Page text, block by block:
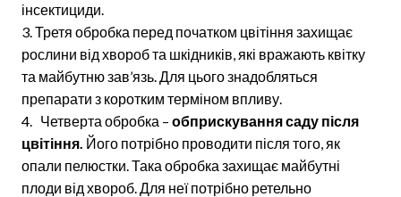
інсектициди.
Третя обробка перед початком цвітіння захищає
рослини від хвороб та шкідників, які вражають квітку
та майбутню зав’язь. Для цього знадобляться
препарати з коротким терміном впливу.
Четверта обробка – обприскування саду після
цвітіння. Його потрібно проводити після того, як
опали пелюстки. Така обробка захищає майбутні
плоди від хвороб. Для неї потрібно ретельно